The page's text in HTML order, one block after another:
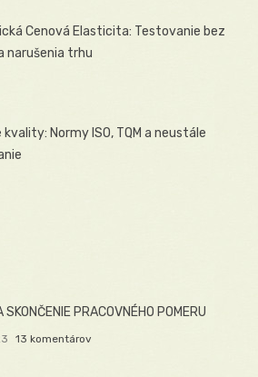
Cenová Elasticita: Testovanie bez
narušenia trhu
kvality: Normy ISO, TQM a neustále
SKONČENIE PRACOVNÉHO POMERU
13 komentárov